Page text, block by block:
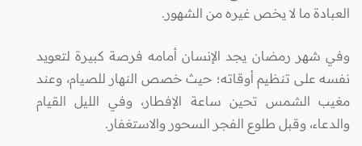
العبادة ما لا يخص غيره من الشهور.
وفي شهر رمضان يجد الإنسان أمامه فرصة كبيرة لتعويد
نفسه على تنظيم أوقاته؛ حيث خصص النهار للصيام، وعند
مغيب الشمس تحين ساعة الإفطار، وفي الليل القيام
والدعاء، وقبل طلوع الفجر السحور والاستغفار.